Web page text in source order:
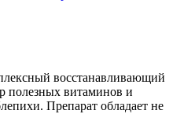
восстанавливающий
полезных витаминов и
Препарат обладает не